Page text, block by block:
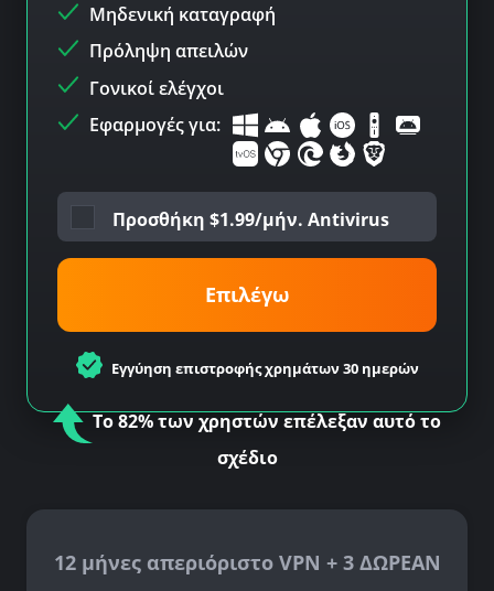
12 μήνες απεριόριστο VPN + 3 ΔΩΡΕΑΝ
Μηδενική καταγραφή
Πρόληψη απειλών
Γονικοί ελέγχοι
Εφαρμογές για:
Προσθήκη $1.99/μήν. Antivirus
Επιλέγω
Εγγύηση επιστροφής χρημάτων 30 ημερών
Το 82% των χρηστών επέλεξαν αυτό το
σχέδιο